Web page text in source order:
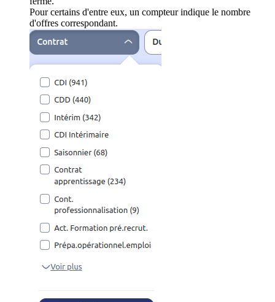
Pour certains d'entre eux, un compteur indique le nombre
d'offres correspondant.